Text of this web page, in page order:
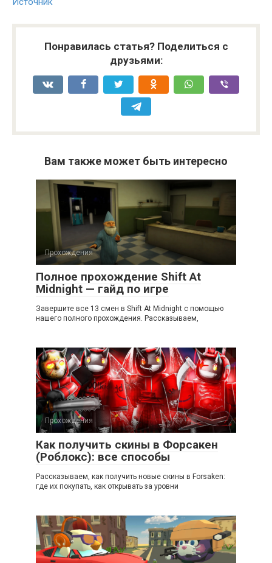
Понравилась статья? Поделиться с
друзьями:
Вам также может быть интересно
Прохождения
Полное прохождение Shift At
Midnight — гайд по игре
Завершите все 13 смен в Shift At Midnight с помощью
нашего полного прохождения. Рассказываем,
Прохождения
Как получить скины в Форсакен
(Роблокс): все способы
Рассказываем, как получить новые скины в Forsaken:
где их покупать, как открывать за уровни